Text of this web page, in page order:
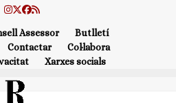
Instagram
Twitter
Facebook
RSS
Assessor
Butlletí
Contactar
Col·labora
Xarxes socials